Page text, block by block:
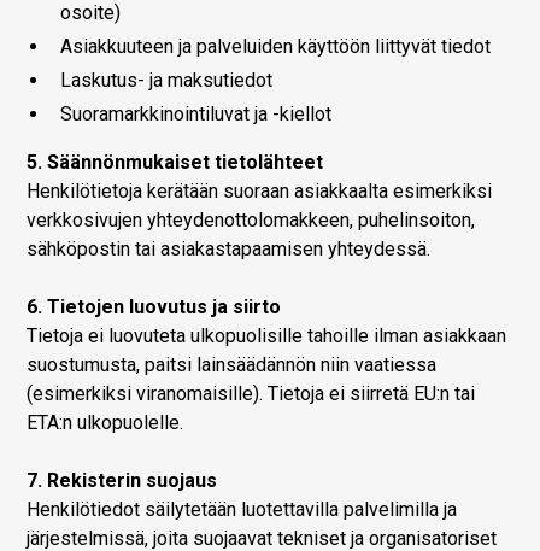
osoite)
Asiakkuuteen ja palveluiden käyttöön liittyvät tiedot
Laskutus- ja maksutiedot
Suoramarkkinointiluvat ja -kiellot
5. Säännönmukaiset tietolähteet
Henkilötietoja kerätään suoraan asiakkaalta esimerkiksi
verkkosivujen yhteydenottolomakkeen, puhelinsoiton,
sähköpostin tai asiakastapaamisen yhteydessä.
6. Tietojen luovutus ja siirto
Tietoja ei luovuteta ulkopuolisille tahoille ilman asiakkaan
suostumusta, paitsi lainsäädännön niin vaatiessa
(esimerkiksi viranomaisille). Tietoja ei siirretä EU:n tai
ETA:n ulkopuolelle.
7. Rekisterin suojaus
Henkilötiedot säilytetään luotettavilla palvelimilla ja
järjestelmissä, joita suojaavat tekniset ja organisatoriset